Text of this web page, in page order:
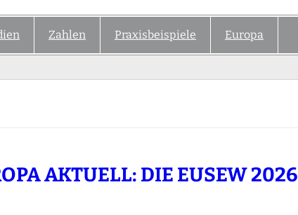
Zahlen Praxisbeispiele Europa
AKTUELL: DIE EUSEW 2026